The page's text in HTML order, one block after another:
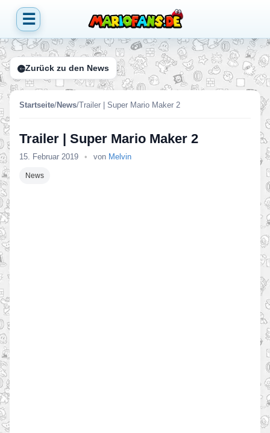
☰
Zurück zu den News
Startseite/News/Trailer | Super Mario Maker 2
Trailer | Super Mario Maker 2
15. Februar 2019 • von Melvin
News